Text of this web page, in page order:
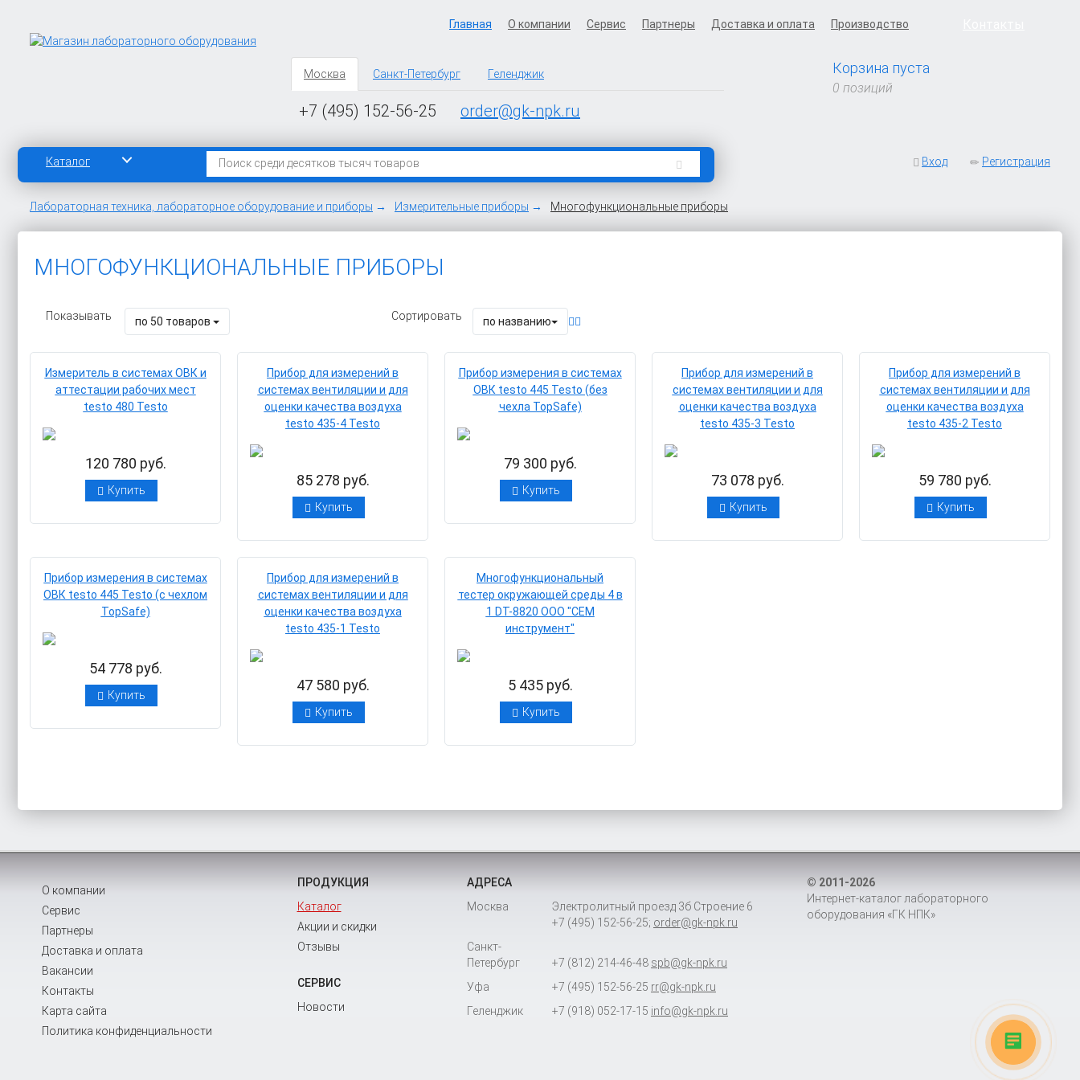
Главная О компании Сервис Партнеры Доставка и оплата Производство
Москва Санкт-Петербург Геленджик
+7 (495) 152-56-25 order@gk-npk.ru
Корзина пуста
0 позиций
Каталог Вход Регистрация
Лабораторная техника, лабораторное оборудование и приборы Измерительные приборы Многофункциональные приборы
МНОГОФУНКЦИОНАЛЬНЫЕ ПРИБОРЫ
Показывать по 50 товаров Сортировать по названию
Измеритель в системах ОВК и
аттестации рабочих мест
testo 480 Testo
120 780 руб.
Купить
Прибор для измерений в
системах вентиляции и для
оценки качества воздуха
testo 435-4 Testo
85 278 руб.
Купить
Прибор измерения в системах
ОВК testo 445 Testo (без
чехла TopSafe)
79 300 руб.
Купить
Прибор для измерений в
системах вентиляции и для
оценки качества воздуха
testo 435-3 Testo
73 078 руб.
Купить
Прибор для измерений в
системах вентиляции и для
оценки качества воздуха
testo 435-2 Testo
59 780 руб.
Купить
Прибор измерения в системах
ОВК testo 445 Testo (с чехлом
TopSafe)
54 778 руб.
Купить
Прибор для измерений в
системах вентиляции и для
оценки качества воздуха
testo 435-1 Testo
47 580 руб.
Купить
Многофункциональный
тестер окружающей среды 4 в
1 DT-8820 ООО "СЕМ
инструмент"
5 435 руб.
Купить
О компании
Сервис
Партнеры
Доставка и оплата
Вакансии
Контакты
Карта сайта
Политика конфиденциальности
ПРОДУКЦИЯ
Каталог
Акции и скидки
Отзывы
СЕРВИС
Новости
АДРЕСА
Москва
Электролитный проезд 3б Строение 6
+7 (495) 152-56-25; order@gk-npk.ru
Санкт-
Петербург
+7 (812) 214-46-48 spb@gk-npk.ru
Уфа
+7 (495) 152-56-25 rr@gk-npk.ru
Геленджик
+7 (918) 052-17-15 info@gk-npk.ru
© 2011-2026
Интернет-каталог лабораторного
оборудования «ГК НПК»